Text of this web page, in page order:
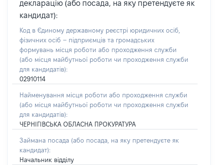
декларацію (або посада, на яку претендуєте як
кандидат):
Код в Єдиному державному реєстрі юридичних осіб,
фізичних осіб – підприємців та громадських
формувань місця роботи або проходження служби
(або місця майбутньої роботи чи проходження служби
для кандидатів):
02910114
Найменування місця роботи або проходження служби
(або місця майбутньої роботи чи проходження служби
для кандидатів):
ЧЕРНІГІВСЬКА ОБЛАСНА ПРОКУРАТУРА
Займана посада (або посада, на яку претендуєте як
кандидат):
Начальник відділу